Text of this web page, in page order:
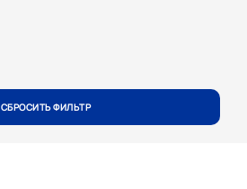
СБРОСИТЬ ФИЛЬТР